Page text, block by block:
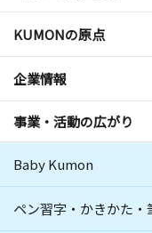
KUMONの原点
企業情報
事業・活動の広がり
Baby Kumon
ペン習字・かきかた・